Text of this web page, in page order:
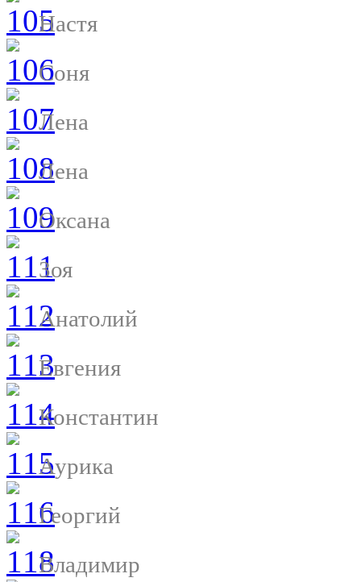
Настя
Соня
Лена
Лена
Оксана
Зоя
Анатолий
Евгения
Константин
Аурика
Георгий
Владимир